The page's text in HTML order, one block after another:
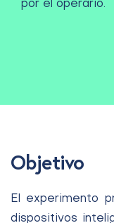
por el operario.
Objetivo
El experimento
dispositivos